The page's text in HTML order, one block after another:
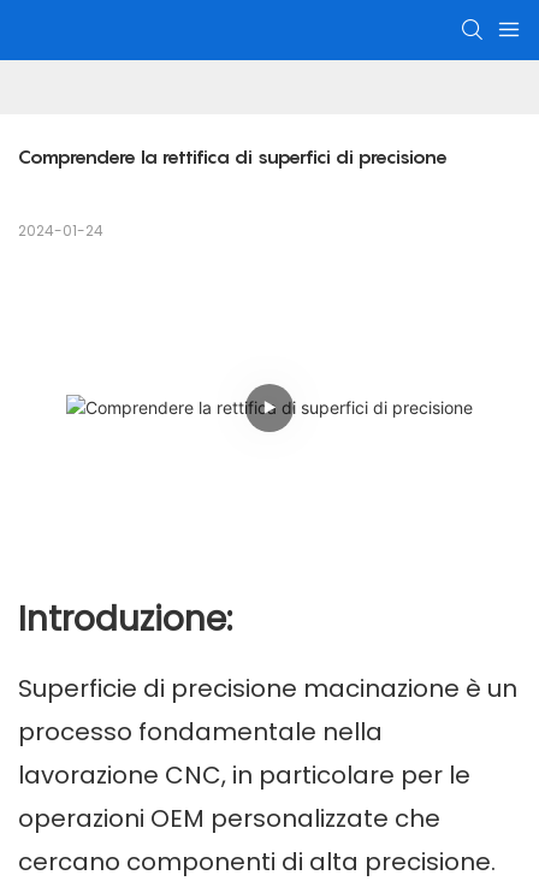
Comprendere la rettifica di superfici di precisione
2024-01-24
Introduzione:
Superficie di precisione macinazione è un
processo fondamentale nella
lavorazione CNC, in particolare per le
operazioni OEM personalizzate che
cercano componenti di alta precisione.